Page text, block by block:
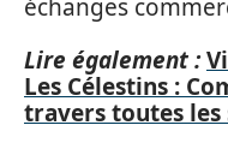
échanges
Lire également :
Les Célestins :
travers toutes les